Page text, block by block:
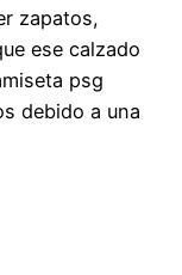
zapatos,
ese calzado
psg
debido a una